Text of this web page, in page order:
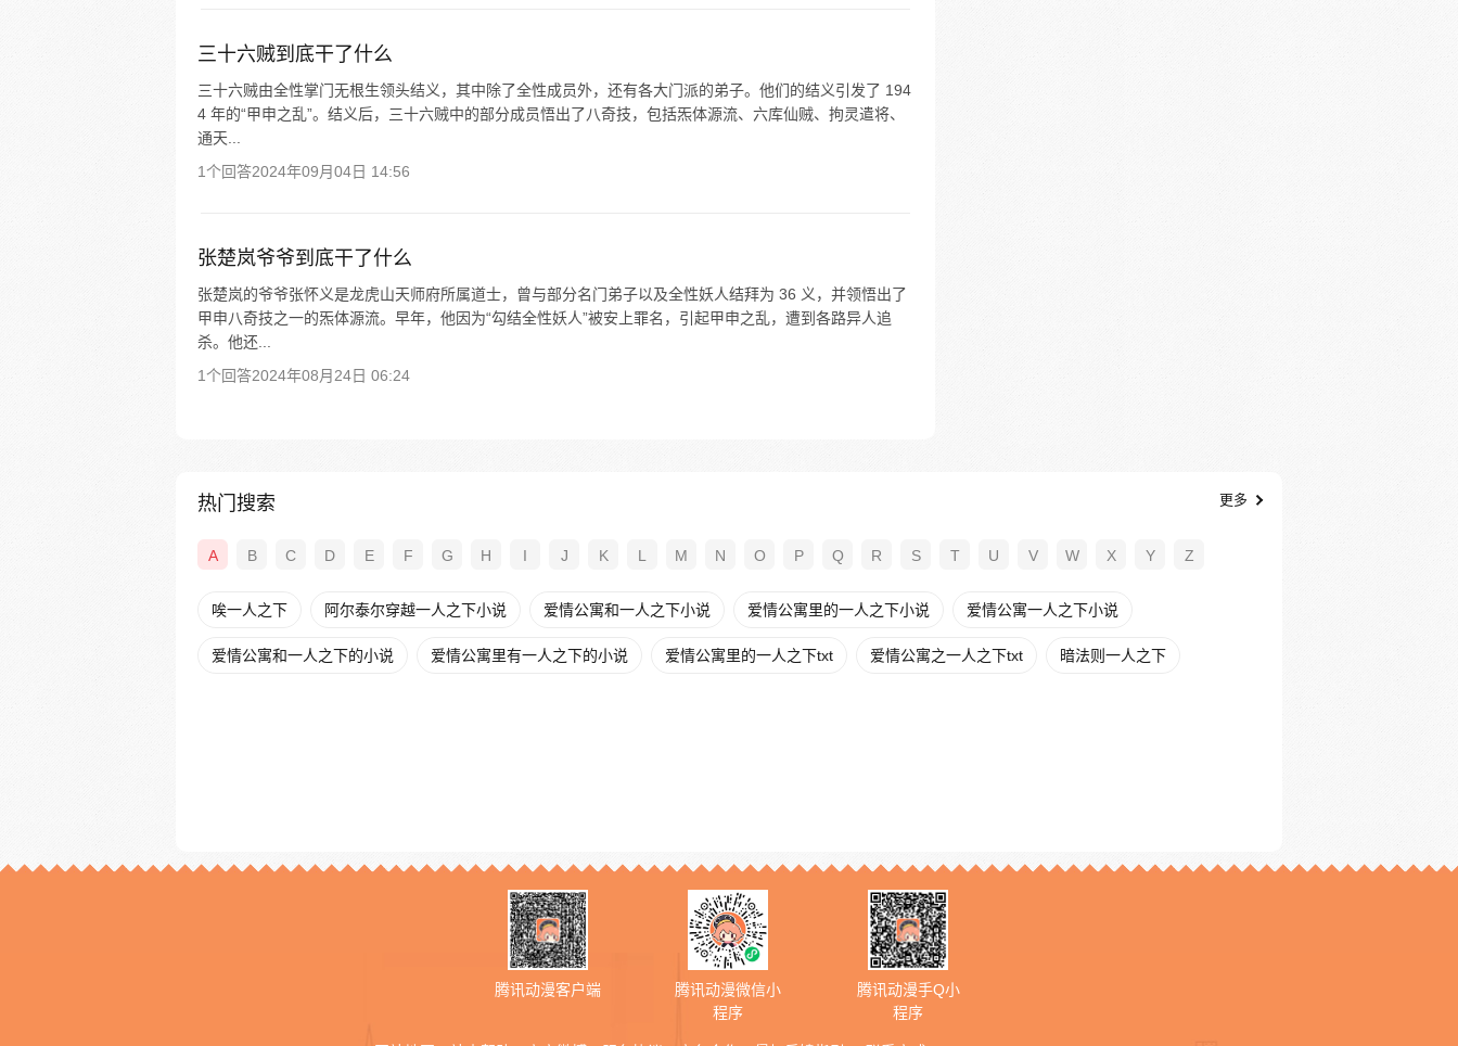
三十六贼到底干了什么
三十六贼由全性掌门无根生领头结义，其中除了全性成员外，还有各大门派的弟子。他们的结义引发了 194
4 年的“甲申之乱”。结义后，三十六贼中的部分成员悟出了八奇技，包括炁体源流、六库仙贼、拘灵遣将、
通天...
1个回答2024年09月04日 14:56
张楚岚爷爷到底干了什么
张楚岚的爷爷张怀义是龙虎山天师府所属道士，曾与部分名门弟子以及全性妖人结拜为 36 义，并领悟出了
甲申八奇技之一的炁体源流。早年，他因为“勾结全性妖人”被安上罪名，引起甲申之乱，遭到各路异人追
杀。他还...
1个回答2024年08月24日 06:24
热门搜索 更多
A B C D E F G H I J K L M N O P Q R S T U V W X Y Z
唉一人之下 阿尔泰尔穿越一人之下小说 爱情公寓和一人之下小说 爱情公寓里的一人之下小说 爱情公寓一人之下小说
爱情公寓和一人之下的小说 爱情公寓里有一人之下的小说 爱情公寓里的一人之下txt 爱情公寓之一人之下txt 暗法则一人之下
腾讯动漫客户端
腾讯动漫微信小
程序
腾讯动漫手Q小
程序